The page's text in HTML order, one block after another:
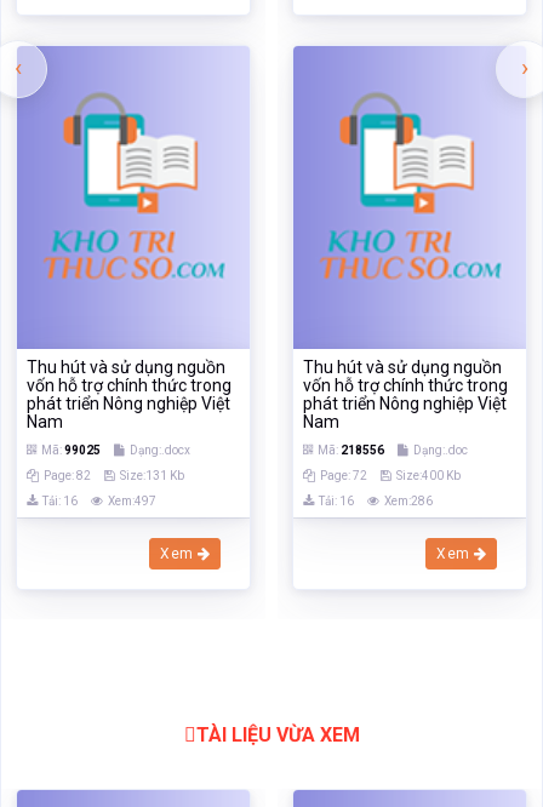
Thu hút và sử dụng nguồn
vốn hỗ trợ chính thức trong
phát triển Nông nghiệp Việt
Nam
Mã:99025
Dạng:.docx
Page: 82
Size:131 Kb
Tải: 16
Xem:497
Xem
Thu hút và sử dụng nguồn
vốn hỗ trợ chính thức trong
phát triển Nông nghiệp Việt
Nam
Mã: 218556
Dạng:.doc
Page: 72
Size:400 Kb
Tải: 16
Xem:286
Xem
‹ ›
TÀI LIỆU VỪA XEM